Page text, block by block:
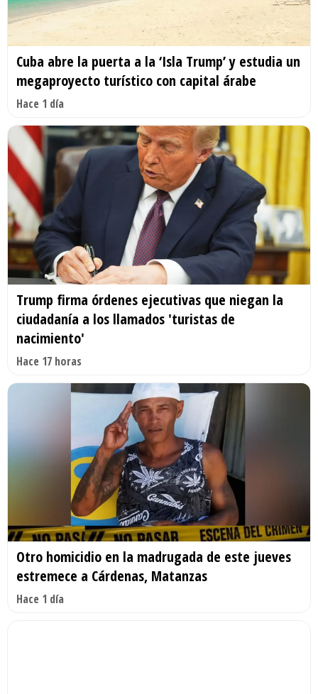
Cuba abre la puerta a la ‘Isla Trump’ y estudia un
megaproyecto turístico con capital árabe
Hace 1 día
Trump firma órdenes ejecutivas que niegan la
ciudadanía a los llamados 'turistas de
nacimiento'
Hace 17 horas
Otro homicidio en la madrugada de este jueves
estremece a Cárdenas, Matanzas
Hace 1 día